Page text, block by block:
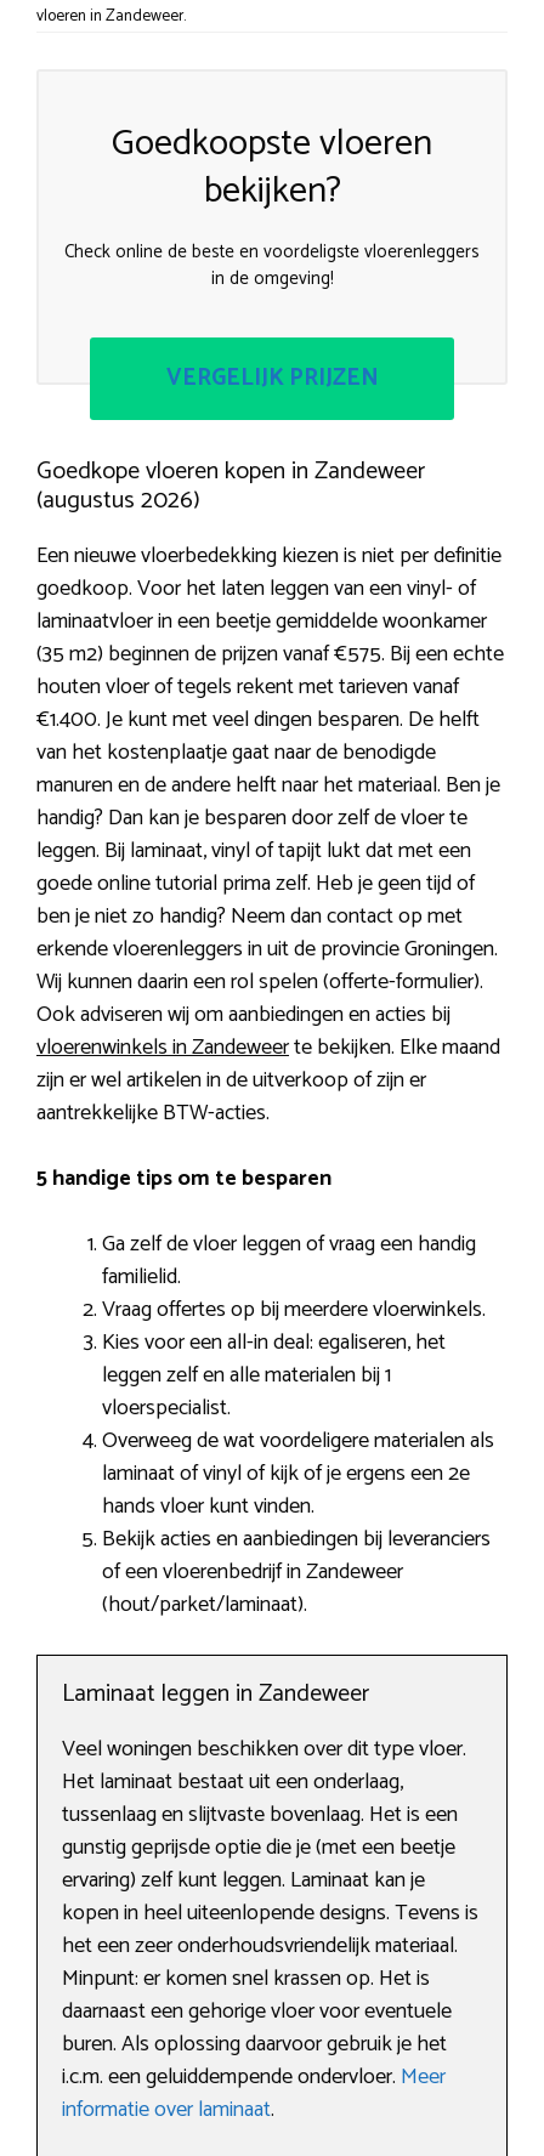
vloeren in Zandeweer.
Goedkoopste vloeren
bekijken?
Check online de beste en voordeligste vloerenleggers
in de omgeving!
VERGELIJK PRIJZEN
Goedkope vloeren kopen in Zandeweer
(augustus 2026)
Een nieuwe vloerbedekking kiezen is niet per definitie
goedkoop. Voor het laten leggen van een vinyl- of
laminaatvloer in een beetje gemiddelde woonkamer
(35 m2) beginnen de prijzen vanaf €575. Bij een echte
houten vloer of tegels rekent met tarieven vanaf
€1.400. Je kunt met veel dingen besparen. De helft
van het kostenplaatje gaat naar de benodigde
manuren en de andere helft naar het materiaal. Ben je
handig? Dan kan je besparen door zelf de vloer te
leggen. Bij laminaat, vinyl of tapijt lukt dat met een
goede online tutorial prima zelf. Heb je geen tijd of
ben je niet zo handig? Neem dan contact op met
erkende vloerenleggers in uit de provincie Groningen.
Wij kunnen daarin een rol spelen (offerte-formulier).
Ook adviseren wij om aanbiedingen en acties bij
vloerenwinkels in Zandeweerte bekijken. Elke maand
zijn er wel artikelen in de uitverkoop of zijn er
aantrekkelijke BTW-acties.
5 handige tips om te besparen
Ga zelf de vloer leggen of vraag een handig
familielid.
Vraag offertes op bij meerdere vloerwinkels.
Kies voor een all-in deal: egaliseren, het
leggen zelf en alle materialen bij 1
vloerspecialist.
Overweeg de wat voordeligere materialen als
laminaat of vinyl of kijk of je ergens een 2e
hands vloer kunt vinden.
Bekijk acties en aanbiedingen bij leveranciers
of een vloerenbedrijf in Zandeweer
(hout/parket/laminaat).
Laminaat leggen in Zandeweer
Veel woningen beschikken over dit type vloer.
Het laminaat bestaat uit een onderlaag,
tussenlaag en slijtvaste bovenlaag. Het is een
gunstig geprijsde optie die je (met een beetje
ervaring) zelf kunt leggen. Laminaat kan je
kopen in heel uiteenlopende designs. Tevens is
het een zeer onderhoudsvriendelijk materiaal.
Minpunt: er komen snel krassen op. Het is
daarnaast een gehorige vloer voor eventuele
buren. Als oplossing daarvoor gebruik je het
i.c.m. een geluiddempende ondervloer. Meer
informatie over laminaat.